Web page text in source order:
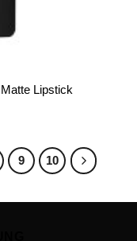
Lipstick
9 10